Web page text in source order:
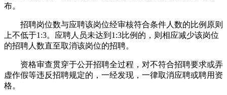
布。
招聘岗位数与应聘该岗位经审核符合条件人数的比例原则
上不低于1:3。应聘人员未达到1:3比例的，则相应减少该岗位
的招聘人数直至取消该岗位的招聘。
资格审查贯穿于公开招聘全过程，对不符合招聘要求或弄
虚作假等违反招聘规定的，一经发现，一律取消应聘或聘用资
格。